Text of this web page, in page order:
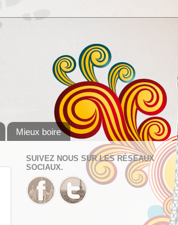
Mieux boire
SUIVEZ NOUS SUR LES RÉSEAUX
SOCIAUX.